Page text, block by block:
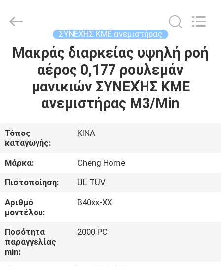
ΣΠΊΤΙ
ΠΡΟΪΌΝΤΑ
ΕΜΦΆΝΙΣΗ
VR
ΠΕΡΊΠΟΥ
ΕΜΕΊΣ
ΓΎΡΟΣ
ΕΡΓΟΣΤΑΣΊΩΝ
Co.,Ltd.
ΣΥΝΕΧΗΣ ΚΜΕ ανεμιστήρας
Μακράς διαρκείας υψηλή ροή
αέρος 0,177 ρουλεμάν
μανικιών ΣΥΝΕΧΉΣ ΚΜΕ
ανεμιστήρας M3/Min
Τόπος
καταγωγής:
ΚΙΝΑ
Μάρκα:
Cheng Home
Πιστοποίηση:
UL TUV
Αριθμό
μοντέλου:
B40xx-ΧΧ
Ποσότητα
παραγγελίας
min:
2000 PC